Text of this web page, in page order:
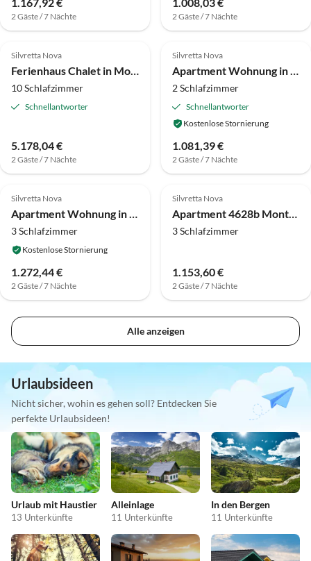
2 Gäste / 7 Nächte 2 Gäste / 7 Nächte
4.5 (2)
Silvretta Nova
Ferienhaus Chalet in Montafon nahe Skiliften
10 Schlafzimmer
Schnellantworter
5.178,04 €
2 Gäste / 7 Nächte
4.0 (1)
Silvretta Nova
Apartment Wohnung in Montafon nahe Skiliften
2 Schlafzimmer
Schnellantworter
Kostenlose Stornierung
1.081,39 €
2 Gäste / 7 Nächte
Silvretta Nova
Apartment Wohnung in Vorarlberg nahe Silvretta Lift
3 Schlafzimmer
Kostenlose Stornierung
1.272,44 €
2 Gäste / 7 Nächte
Top-Inserat
Silvretta Nova
Apartment 4628b Montan Premium mit Panoramasauna
3 Schlafzimmer
1.153,60 €
2 Gäste / 7 Nächte
Alle anzeigen
Urlaubsideen
Nicht sicher, wohin es gehen soll? Entdecken Sie
perfekte Urlaubsideen!
Urlaub mit Haustier
13 Unterkünfte
Alleinlage
11 Unterkünfte
In den Bergen
11 Unterkünfte